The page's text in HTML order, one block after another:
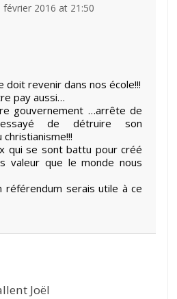
février 2016 at 21:50
doit revenir dans nos école!!!
pay aussi…
gouvernement …arrête de
de détruire son
qui se sont battu pour créé
valeur que le monde nous
référendum serais utile à ce
Joël